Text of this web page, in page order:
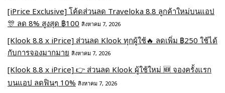
[iPrice Exclusive] โค้ดส่วนลด Traveloka 8.8 ลูกค้าใหม่บนแอป
🎊 ลด 8% สูงสุด​ ฿100 สิงหาคม 7, 2026
[Klook 8.8 x iPrice] ส่วนลด Klook ทุกผู้ใช้🔥 ลดเพิ่ม ฿250 ใช้ได้
กับการจองมากมาย สิงหาคม 7, 2026
[Klook 8.8 x iPrice] 👉 ส่วนลด Klook ผู้ใช้ใหม่ 🆕 จองครั้งแรก
บนแอป ลดฟินๆ 10% สิงหาคม 7, 2026